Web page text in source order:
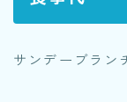
サンデーブラン